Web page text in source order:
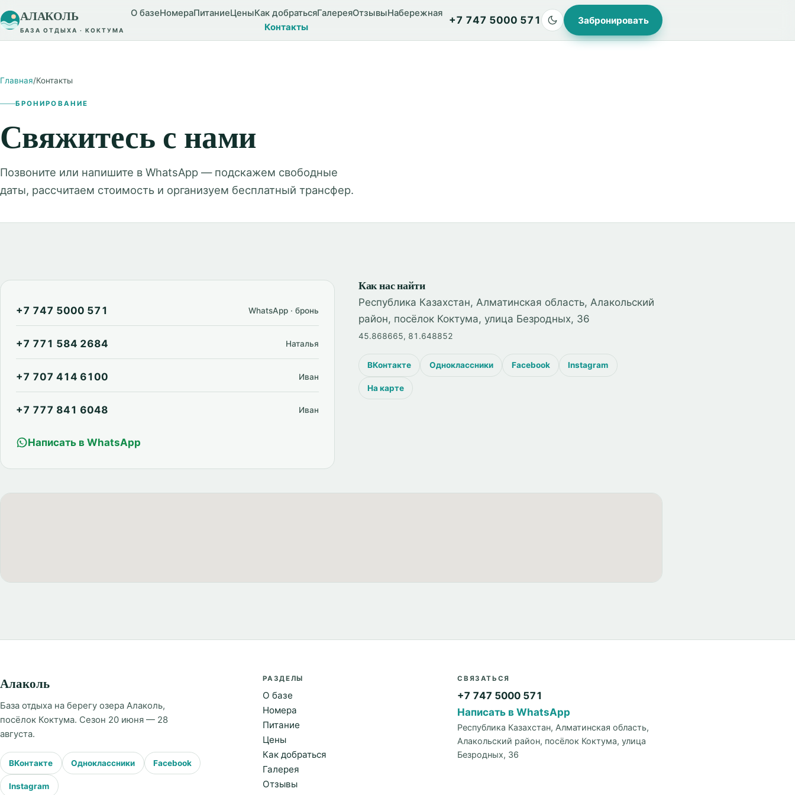
АЛАКОЛЬ
БАЗА ОТДЫХА · КОКТУМА
О базеНомераПитаниеЦеныКак добратьсяГалереяОтзывыНабережная
Контакты
+7 747 5000 571 Забронировать
Главная/Контакты
БРОНИРОВАНИЕ
Свяжитесь с нами
Позвоните или напишите в WhatsApp — подскажем свободные
даты, рассчитаем стоимость и организуем бесплатный трансфер.
+7 747 5000 571 WhatsApp · бронь
+7 771 584 2684 Наталья
+7 707 414 6100 Иван
+7 777 841 6048 Иван
Написать в WhatsApp
Как нас найти
Республика Казахстан, Алматинская область, Алакольский
район, посёлок Коктума, улица Безродных, 36
45.868665, 81.648852
ВКонтакте Одноклассники Facebook Instagram
На карте
Алаколь
База отдыха на берегу озера Алаколь,
посёлок Коктума. Сезон 20 июня — 28
августа.
ВКонтакте Одноклассники Facebook
Instagram
РАЗДЕЛЫ
О базе
Номера
Питание
Цены
Как добраться
Галерея
Отзывы
СВЯЗАТЬСЯ
+7 747 5000 571
Написать в WhatsApp
Республика Казахстан, Алматинская область,
Алакольский район, посёлок Коктума, улица
Безродных, 36